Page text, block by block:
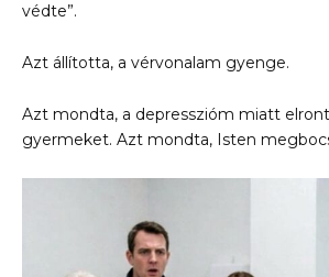
védte”.
Azt állította, a vérvonalam gyenge.
Azt mondta, a depresszióm miatt
gyermeket. Azt mondta, Isten